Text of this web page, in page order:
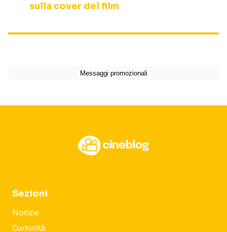
sulla cover del film
Sezioni
Notizie
Curiosità